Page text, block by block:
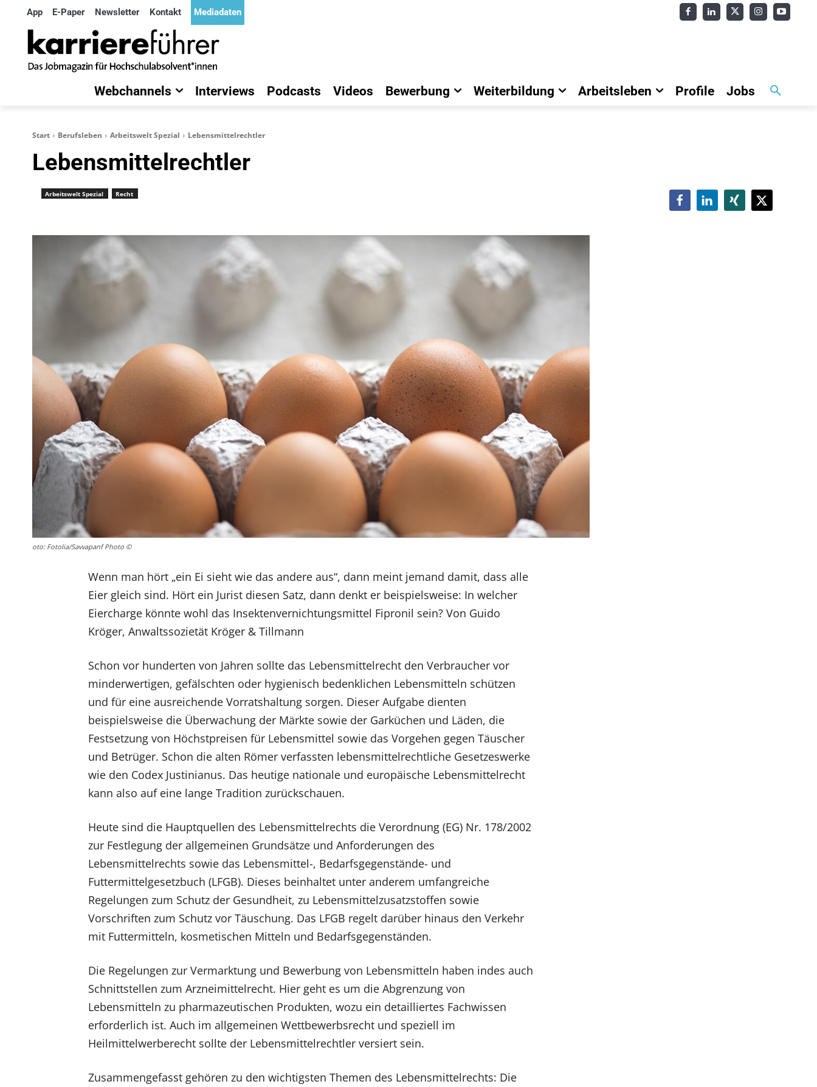
App E-Paper Newsletter Kontakt Mediadaten
Webchannels Interviews Podcasts Videos Bewerbung Weiterbildung Arbeitsleben Profile Jobs
Start Berufsleben Arbeitswelt Spezial Lebensmittelrechtler
Lebensmittelrechtler
Arbeitswelt Spezial Recht
oto: Fotolia/Savvapanf Photo ©
Wenn man hört „ein Ei sieht wie das andere aus“, dann meint jemand damit, dass alle
Eier gleich sind. Hört ein Jurist diesen Satz, dann denkt er beispielsweise: In welcher
Eiercharge könnte wohl das Insektenvernichtungsmittel Fipronil sein? Von Guido
Kröger, Anwaltssozietät Kröger & Tillmann
Schon vor hunderten von Jahren sollte das Lebensmittelrecht den Verbraucher vor
minderwertigen, gefälschten oder hygienisch bedenklichen Lebensmitteln schützen
und für eine ausreichende Vorratshaltung sorgen. Dieser Aufgabe dienten
beispielsweise die Überwachung der Märkte sowie der Garküchen und Läden, die
Festsetzung von Höchstpreisen für Lebensmittel sowie das Vorgehen gegen Täuscher
und Betrüger. Schon die alten Römer verfassten lebensmittelrechtliche Gesetzeswerke
wie den Codex Justinianus. Das heutige nationale und europäische Lebensmittelrecht
kann also auf eine lange Tradition zurückschauen.
Heute sind die Hauptquellen des Lebensmittelrechts die Verordnung (EG) Nr. 178/2002
zur Festlegung der allgemeinen Grundsätze und Anforderungen des
Lebensmittelrechts sowie das Lebensmittel-, Bedarfsgegenstände- und
Futtermittelgesetzbuch (LFGB). Dieses beinhaltet unter anderem umfangreiche
Regelungen zum Schutz der Gesundheit, zu Lebensmittelzusatzstoffen sowie
Vorschriften zum Schutz vor Täuschung. Das LFGB regelt darüber hinaus den Verkehr
mit Futtermitteln, kosmetischen Mitteln und Bedarfsgegenständen.
Die Regelungen zur Vermarktung und Bewerbung von Lebensmitteln haben indes auch
Schnittstellen zum Arzneimittelrecht. Hier geht es um die Abgrenzung von
Lebensmitteln zu pharmazeutischen Produkten, wozu ein detailliertes Fachwissen
erforderlich ist. Auch im allgemeinen Wettbewerbsrecht und speziell im
Heilmittelwerberecht sollte der Lebensmittelrechtler versiert sein.
Zusammengefasst gehören zu den wichtigsten Themen des Lebensmittelrechts: Die